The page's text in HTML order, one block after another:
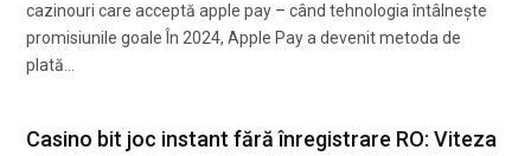
cazinouri care acceptă apple pay – când tehnologia întâlnește
promisiunile goale În 2024, Apple Pay a devenit metoda de
plată…
Casino bit joc instant fără înregistrare RO: Viteza